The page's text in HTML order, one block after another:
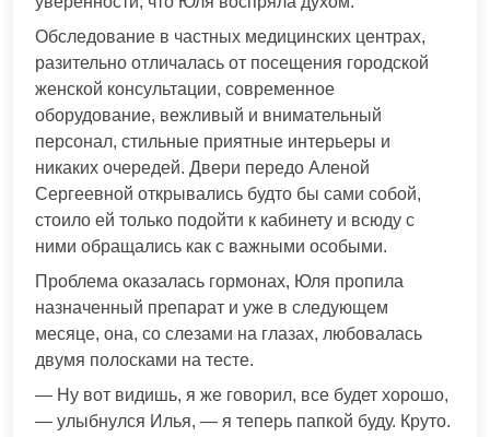
Обследование в частных медицинских центрах,
разительно отличалась от посещения городской
женской консультации, современное
оборудование, вежливый и внимательный
персонал, стильные приятные интерьеры и
никаких очередей. Двери передо Аленой
Сергеевной открывались будто бы сами собой,
стоило ей только подойти к кабинету и всюду с
ними обращались как с важными особыми.
Проблема оказалась гормонах, Юля пропила
назначенный препарат и уже в следующем
месяце, она, со слезами на глазах, любовалась
двумя полосками на тесте.
— Ну вот видишь, я же говорил, все будет хорошо,
— улыбнулся Илья, — я теперь папкой буду. Круто.